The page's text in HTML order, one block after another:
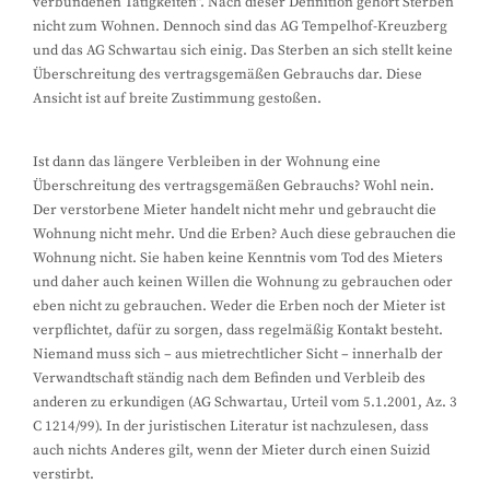
nicht zum Wohnen. Dennoch sind das AG Tempelhof-Kreuzberg
und das AG Schwartau sich einig. Das Sterben an sich stellt keine
Überschreitung des vertragsgemäßen Gebrauchs dar. Diese
Ansicht ist auf breite Zustimmung gestoßen.
Ist dann das längere Verbleiben in der Wohnung eine
Überschreitung des vertragsgemäßen Gebrauchs? Wohl nein.
Der verstorbene Mieter handelt nicht mehr und gebraucht die
Wohnung nicht mehr. Und die Erben? Auch diese gebrauchen die
Wohnung nicht. Sie haben keine Kenntnis vom Tod des Mieters
und daher auch keinen Willen die Wohnung zu gebrauchen oder
eben nicht zu gebrauchen. Weder die Erben noch der Mieter ist
verpflichtet, dafür zu sorgen, dass regelmäßig Kontakt besteht.
Niemand muss sich – aus mietrechtlicher Sicht – innerhalb der
Verwandtschaft ständig nach dem Befinden und Verbleib des
anderen zu erkundigen (AG Schwartau, Urteil vom 5.1.2001, Az. 3
C 1214/99). In der juristischen Literatur ist nachzulesen, dass
auch nichts Anderes gilt, wenn der Mieter durch einen Suizid
verstirbt.